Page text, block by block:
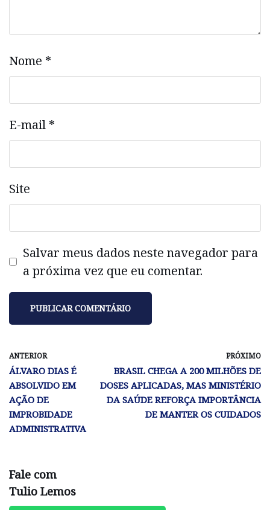
Nome *
E-mail *
Site
Salvar meus dados neste navegador para
a próxima vez que eu comentar.
ANTERIOR
ÁLVARO DIAS É
ABSOLVIDO EM
AÇÃO DE
IMPROBIDADE
ADMINISTRATIVA
PRÓXIMO
BRASIL CHEGA A 200 MILHÕES DE
DOSES APLICADAS, MAS MINISTÉRIO
DA SAÚDE REFORÇA IMPORTÂNCIA
DE MANTER OS CUIDADOS
Fale com
Tulio Lemos